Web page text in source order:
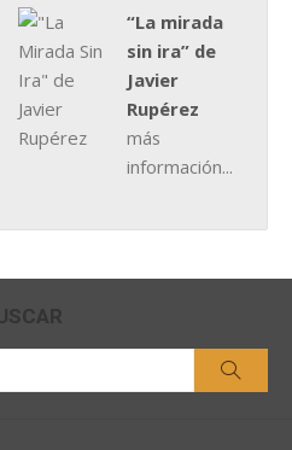
“La mirada
sin ira” de
Javier
Rupérez
más
información...